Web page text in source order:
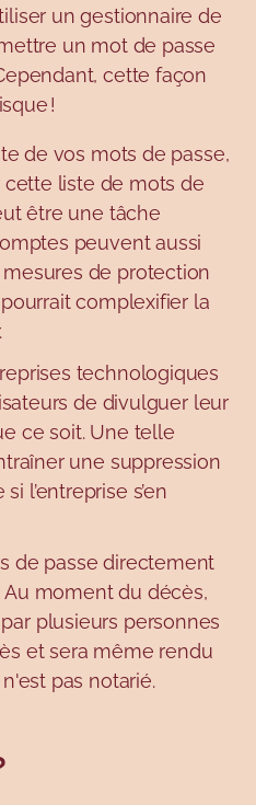
un gestionnaire de
un mot de passe
cette façon
!
de vos mots de passe,
cette liste de mots de
être une tâche
peuvent aussi
de protection
complexifier la
technologiques
de divulguer leur
ce soit. Une telle
une suppression
l’entreprise s’en
de passe directement
moment du décès,
plusieurs personnes
et sera même rendu
pas notarié.